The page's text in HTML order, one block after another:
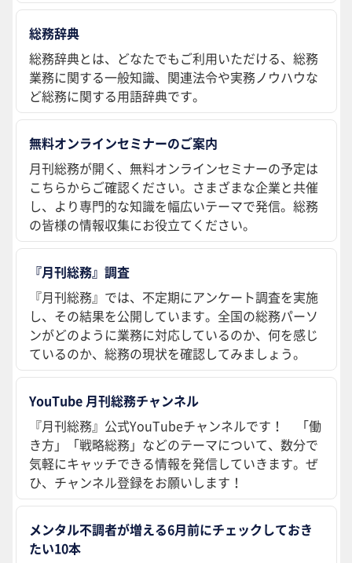
総務辞典
総務辞典とは、どなたでもご利用いただける、総務
業務に関する一般知識、関連法令や実務ノウハウな
ど総務に関する用語辞典です。
無料オンラインセミナーのご案内
月刊総務が開く、無料オンラインセミナーの予定は
こちらからご確認ください。さまざまな企業と共催
し、より専門的な知識を幅広いテーマで発信。総務
の皆様の情報収集にお役立てください。
『月刊総務』調査
『月刊総務』では、不定期にアンケート調査を実施
し、その結果を公開しています。全国の総務パーソ
ンがどのように業務に対応しているのか、何を感じ
ているのか、総務の現状を確認してみましょう。
YouTube 月刊総務チャンネル
『月刊総務』公式YouTubeチャンネルです！ 「働
き方」「戦略総務」などのテーマについて、数分で
気軽にキャッチできる情報を発信していきます。ぜ
ひ、チャンネル登録をお願いします！
メンタル不調者が増える6月前にチェックしておき
たい10本